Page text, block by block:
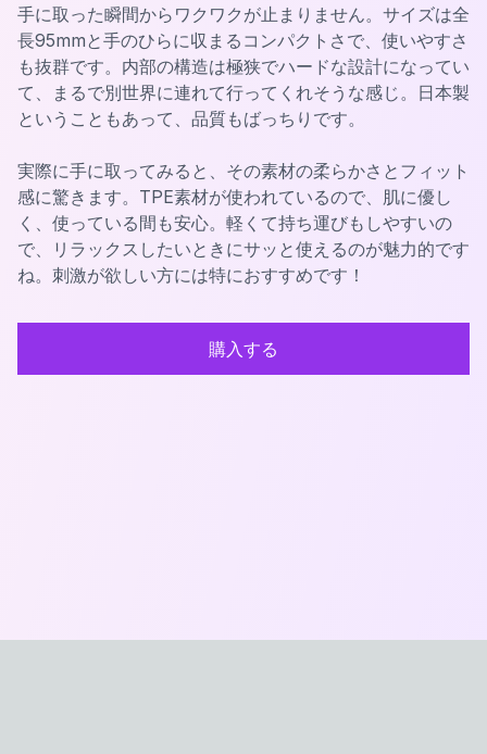
手に取った瞬間からワクワクが止まりません。サイズは全
長95mmと手のひらに収まるコンパクトさで、使いやすさ
も抜群です。内部の構造は極狭でハードな設計になってい
て、まるで別世界に連れて行ってくれそうな感じ。日本製
ということもあって、品質もばっちりです。
実際に手に取ってみると、その素材の柔らかさとフィット
感に驚きます。TPE素材が使われているので、肌に優し
く、使っている間も安心。軽くて持ち運びもしやすいの
で、リラックスしたいときにサッと使えるのが魅力的です
ね。刺激が欲しい方には特におすすめです！
購入する